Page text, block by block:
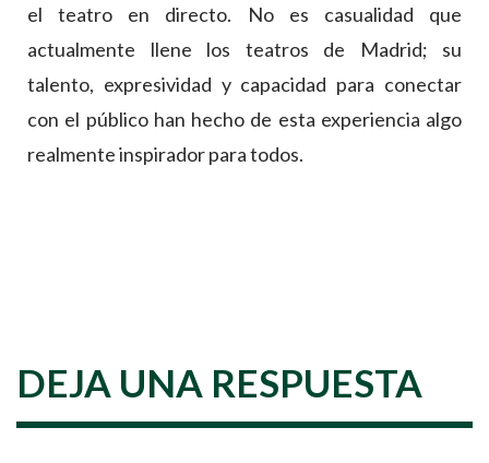
el teatro en directo. No es casualidad que
actualmente llene los teatros de Madrid; su
talento, expresividad y capacidad para conectar
con el público han hecho de esta experiencia algo
realmente inspirador para todos.
DEJA UNA RESPUESTA